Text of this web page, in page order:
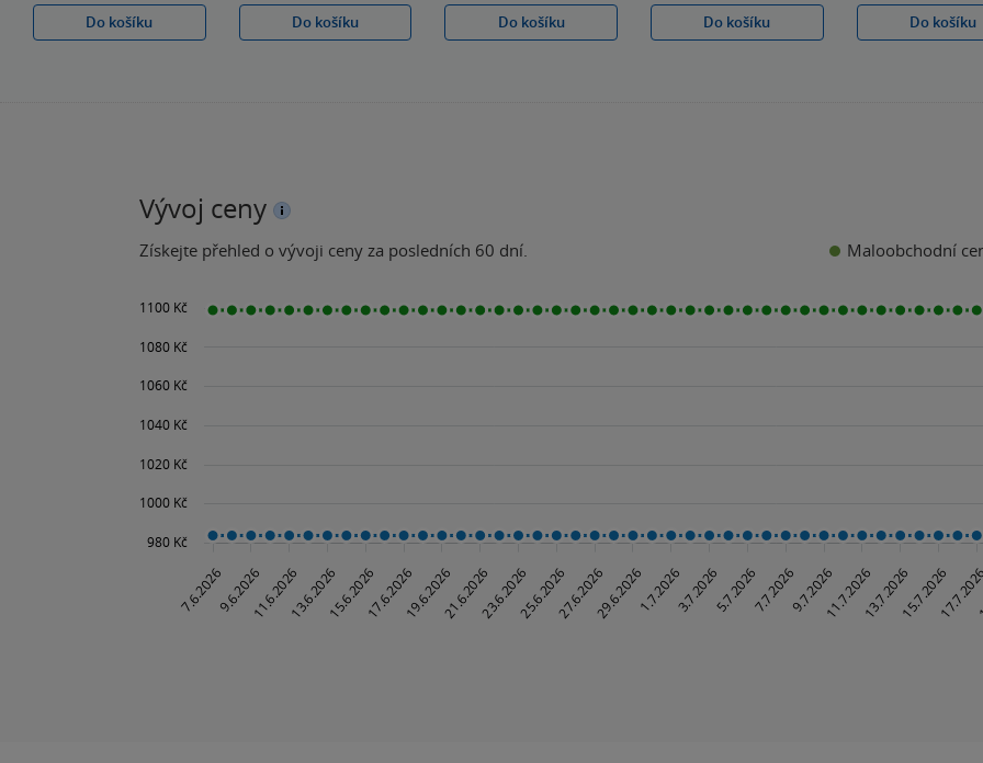
Do košíku
Do košíku
Do košíku
Do košíku
Do košíku
Vývoj ceny
Získejte přehled o vývoji ceny za posledních 60 dní. Maloobchodní